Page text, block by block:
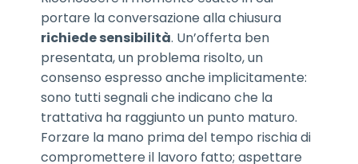
portare la conversazione alla chiusura
richiede sensibilità. Un’offerta ben
presentata, un problema risolto, un
consenso espresso anche implicitamente:
sono tutti segnali che indicano che la
trattativa ha raggiunto un punto maturo.
Forzare la mano prima del tempo rischia di
compromettere il lavoro fatto; aspettare